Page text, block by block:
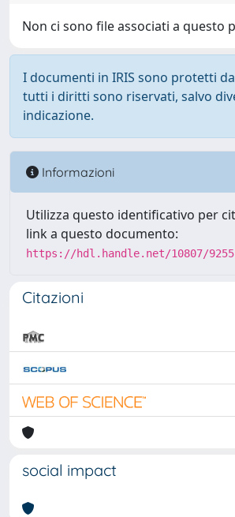
Non ci sono file associati a questo
I documenti in IRIS sono protetti
tutti i diritti sono riservati, salvo
indicazione.
Informazioni
Utilizza questo identificativo per
link a questo documento:
https://hdl.handle.net/10807/9255
Citazioni
social impact